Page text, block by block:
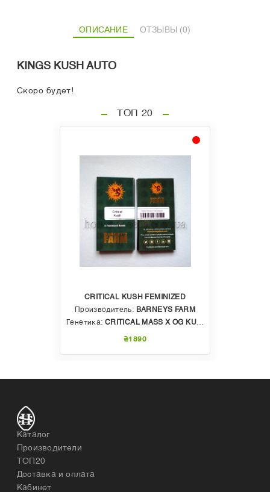
ОПИСАНИЕ ОТЗЫВЫ (0)
KINGS KUSH AUTO
Скоро будет!
ТОП 20
CRITICAL KUSH FEMINIZED
Производитель: BARNEYS FARM
Генетика: CRITICAL MASS X OG KUSH
₴1890
Каталог
Производители
ТОП20
Доставка и оплата
Кабинет